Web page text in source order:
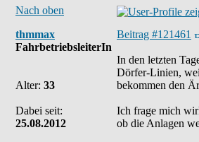
Nach oben
thmmax
FahrbetriebsleiterIn
Alter: 33
Dabei seit:
25.08.2012
Beitrag #121461
In den letzten
Dörfer-Linien,
bekommen den
Ich frage mich
ob die Anlagen